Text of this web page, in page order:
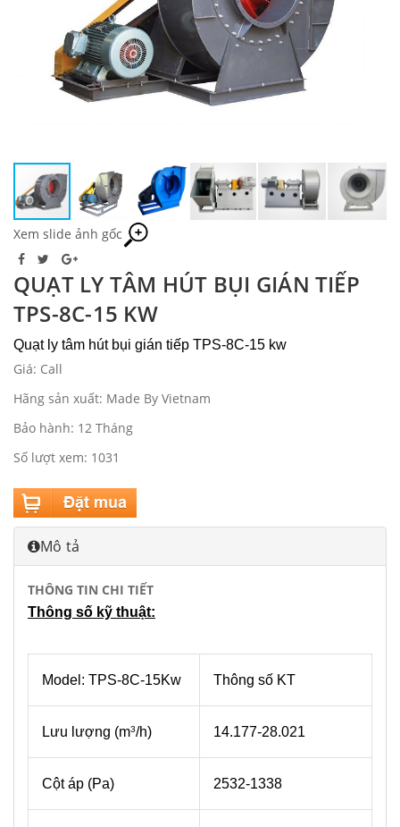
Xem slide ảnh gốc
QUẠT LY TÂM HÚT BỤI GIÁN TIẾP
TPS-8C-15 KW
Quạt ly tâm hút bụi gián tiếp TPS-8C-15 kw
Giá: Call
Hãng sản xuất: Made By Vietnam
Bảo hành: 12 Tháng
Số lượt xem: 1031
Mô tả
THÔNG TIN CHI TIẾT
Thông số kỹ thuật:
Model: TPS-8C-15Kw Thông số KT
Lưu lượng (m3/h) 14.177-28.021
Cột áp (Pa) 2532-1338